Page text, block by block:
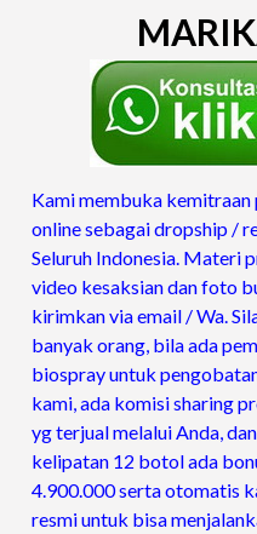
Kami membuka kemitraan
online sebagai dropship /
Seluruh Indonesia. Materi
video kesaksian dan foto
kirimkan via email / Wa.
banyak orang, bila ada
biospray untuk
kami, ada komisi sharing
yg terjual melalui Anda,
kelipatan 12 botol ada
4.900.000 serta otomatis
resmi untuk bisa